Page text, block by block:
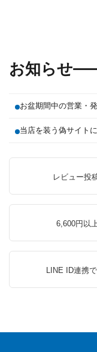
お知らせ
お盆期間中の営業・
当店を装う偽サイト
レビュー投
6,600円以
LINE ID連携で